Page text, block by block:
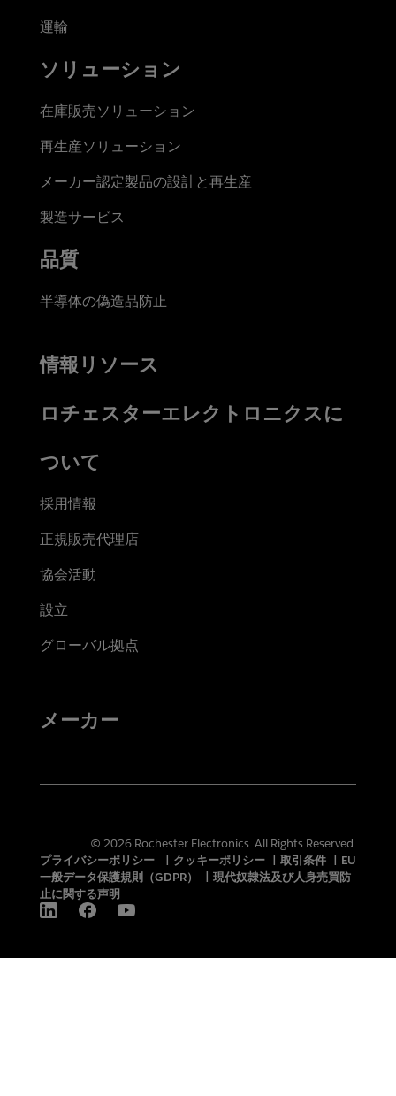
運輸
ソリューション
在庫販売ソリューション
再生産ソリューション
メーカー認定製品の設計と再生産
製造サービス
品質
半導体の偽造品防止
情報リソース
ロチェスターエレクトロニクスに
ついて
採用情報
正規販売代理店
協会活動
設立
グローバル拠点
メーカー
© 2026 Rochester Electronics. All Rights Reserved.
プライバシーポリシー
クッキーポリシー 取引条件
EU
一般データ保護規則（GDPR）
現代奴隷法及び人身売買防
止に関する声明